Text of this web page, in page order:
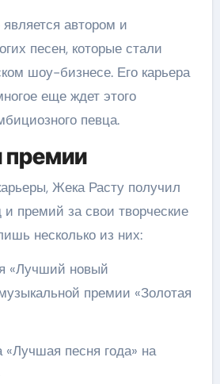
автором и
песен, которые стали
шоу-бизнесе. Его карьера
еще ждет этого
певца.
премии
Жека Расту получил
и премий за свои творческие
несколько из них:
«Лучший новый
премии «Золотая
песня года» на